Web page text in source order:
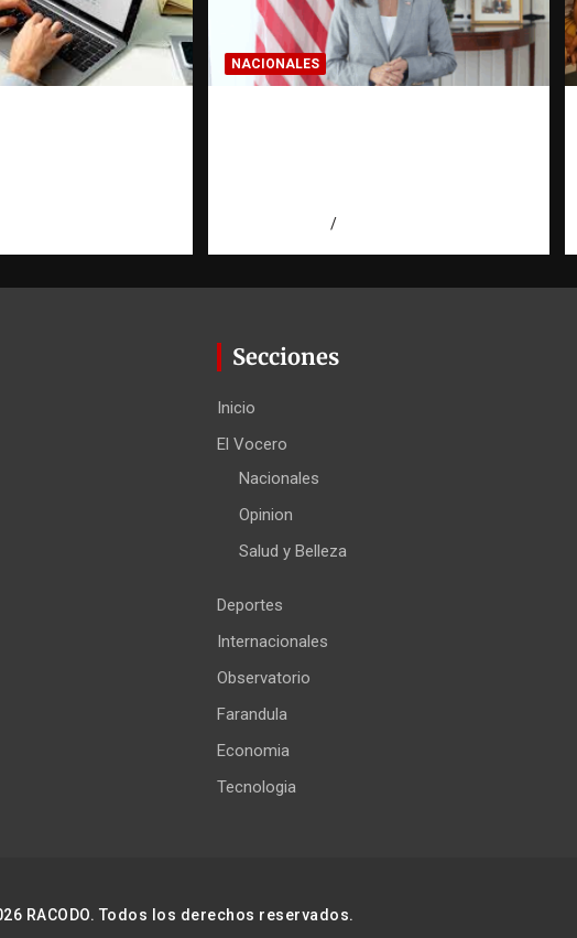
NACIONALES
Secciones
Inicio
El Vocero
Nacionales
Opinion
Salud y Belleza
Deportes
Internacionales
Observatorio
Farandula
Economia
Tecnologia